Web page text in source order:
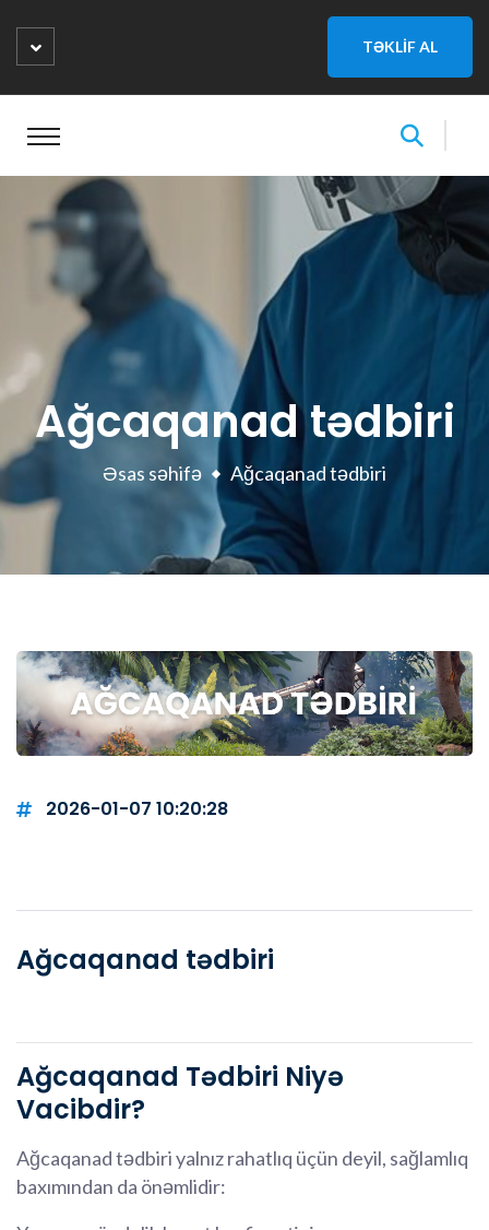
TƏKLİF AL
Ağcaqanad tədbiri
Əsas səhifə Ağcaqanad tədbiri
2026-01-07 10:20:28
Ağcaqanad tədbiri
Ağcaqanad Tədbiri Niyə
Vacibdir?
Ağcaqanad tədbiri yalnız rahatlıq üçün deyil, sağlamlıq
baxımından da önəmlidir: